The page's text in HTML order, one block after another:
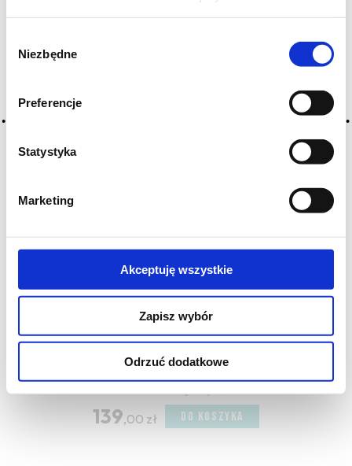
zgody
Niezbędne
Preferencje
Statystyka
Marketing
Akceptuję wszystkie
Zapisz wybór
Odrzuć dodatkowe
Ahrens Family Kasteel-Neef 2021
POŁUDNIOWA AFRYKA
139,00 zł DO KOSZYKA